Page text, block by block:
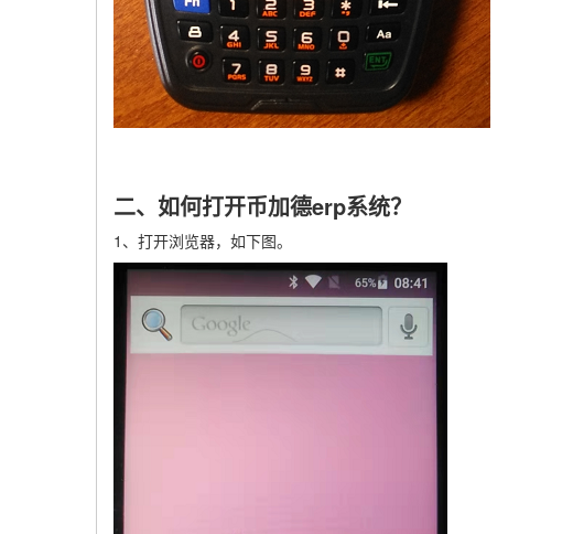
二、如何打开币加德erp系统？
1、打开浏览器，如下图。